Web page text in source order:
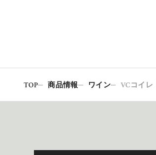
TOP 商品情報 ワイン VCコイレ